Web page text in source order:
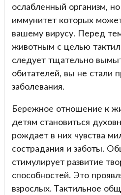
ослабленный организм,
иммунитет которых
вашему вирусу. Перед
животным с целью
следует тщательно
обитателей, вы не стали
заболевания.
Бережное отношение к
детям становиться
рождает в них чувства
сострадания и заботы.
стимулирует развитие
способностей. Это
взрослых. Тактильное